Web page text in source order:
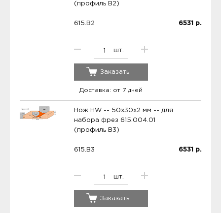
(профиль B2)
615.B2
шт.
6531 р.
Заказать
Доставка: от 7 дней
Нож HW -- 50x30x2 мм -- для
набора фрез 615.004.01
(профиль B3)
615.B3
шт.
6531 р.
Заказать